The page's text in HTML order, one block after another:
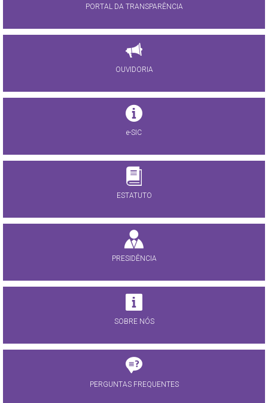
PORTAL DA TRANSPARÊNCIA
OUVIDORIA
e-SIC
ESTATUTO
PRESIDÊNCIA
SOBRE NÓS
PERGUNTAS FREQUENTES